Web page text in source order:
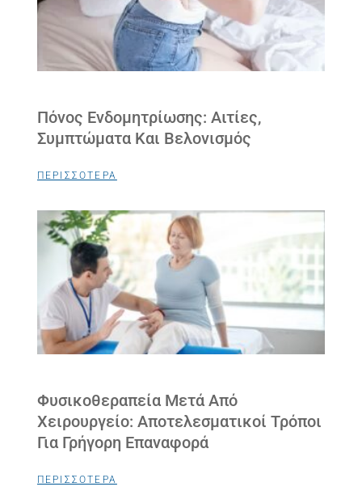
Πόνος Ενδομητρίωσης: Αιτίες,
Συμπτώματα Και Βελονισμός
ΠΕΡΙΣΣΟΤΕΡΑ
Φυσικοθεραπεία Μετά Από
Χειρουργείο: Αποτελεσματικοί Τρόποι
Για Γρήγορη Επαναφορά
ΠΕΡΙΣΣΟΤΕΡΑ